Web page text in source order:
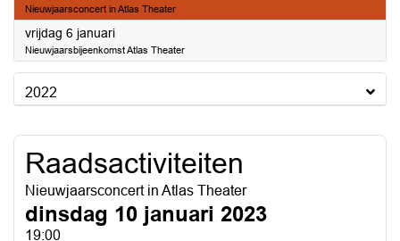
Nieuwjaarsconcert in Atlas Theater
vrijdag 6 januari2023
Nieuwjaarsbijeenkomst Atlas Theater
2022
Raadsactiviteiten
Nieuwjaarsconcert in Atlas Theater
dinsdag 10 januari 2023
19:00